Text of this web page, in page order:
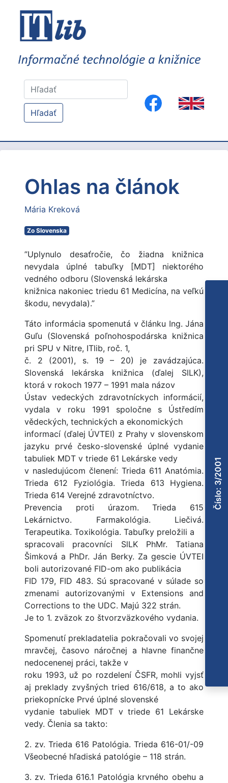
Hľadať
Ohlas na článok
Mária Kreková
Zo Slovenska
”Uplynulo desaťročie, čo žiadna knižnica
nevydala úplné tabuľky [MDT] niektorého
vedného odboru (Slovenská lekárska
knižnica nakoniec triedu 61 Medicína, na veľkú
škodu, nevydala).”
Táto informácia spomenutá v článku Ing. Jána
Guľu (Slovenská poľnohospodárska knižnica
pri SPU v Nitre, ITlib, roč. 1,
č. 2 (2001), s. 19 – 20) je zavádzajúca.
Slovenská lekárska knižnica (ďalej SlLK),
ktorá v rokoch 1977 – 1991 mala názov
Ústav vedeckých zdravotníckych informácií,
vydala v roku 1991 spoločne s Ústředím
vědeckých, technických a ekonomických
informací (ďalej ÚVTEI) z Prahy v slovenskom
jazyku prvé česko-slovenské úplné vydanie
tabuliek MDT v triede 61 Lekárske vedy
v nasledujúcom členení: Trieda 611 Anatómia.
Trieda 612 Fyziológia. Trieda 613 Hygiena.
Trieda 614 Verejné zdravotníctvo.
Prevencia proti úrazom. Trieda 615
Lekárnictvo. Farmakológia. Liečivá.
Terapeutika. Toxikológia. Tabuľky preložili a
spracovali pracovníci SlLK PhMr. Tatiana
Šimková a PhDr. Ján Berky. Za gescie ÚVTEI
boli autorizované FID-om ako publikácia
FID 179, FID 483. Sú spracované v súlade so
zmenami autorizovanými v Extensions and
Corrections to the UDC. Majú 322 strán.
Je to 1. zväzok zo štvorzväzkového vydania.
Spomenutí prekladatelia pokračovali vo svojej
mravčej, časovo náročnej a hlavne finančne
nedocenenej práci, takže v
roku 1993, už po rozdelení ČSFR, mohli vyjsť
aj preklady zvyšných tried 616/618, a to ako
priekopnícke Prvé úplné slovenské
vydanie tabuliek MDT v triede 61 Lekárske
vedy. Členia sa takto:
2. zv. Trieda 616 Patológia. Trieda 616-01/-09
Všeobecné hľadiská patológie – 118 strán.
3. zv. Trieda 616.1 Patológia krvného obehu a
Číslo: 3/2001